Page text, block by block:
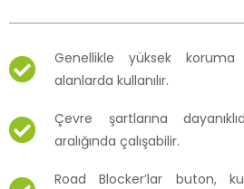
Genellikle yüksek
alanlarda kullanılır.
Çevre şartlarına
aralığında çalışabilir.
Road Blocker’lar buton,